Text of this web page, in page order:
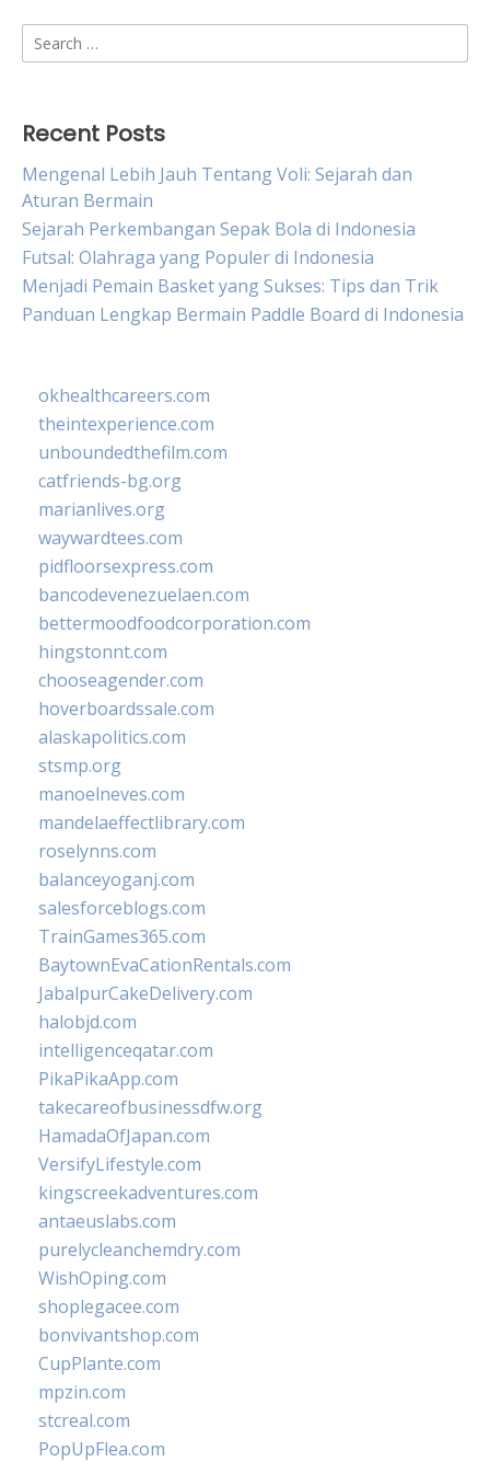
Search
for:
Recent Posts
Mengenal Lebih Jauh Tentang Voli: Sejarah dan
Aturan Bermain
Sejarah Perkembangan Sepak Bola di Indonesia
Futsal: Olahraga yang Populer di Indonesia
Menjadi Pemain Basket yang Sukses: Tips dan Trik
Panduan Lengkap Bermain Paddle Board di Indonesia
okhealthcareers.com
theintexperience.com
unboundedthefilm.com
catfriends-bg.org
marianlives.org
waywardtees.com
pidfloorsexpress.com
bancodevenezuelaen.com
bettermoodfoodcorporation.com
hingstonnt.com
chooseagender.com
hoverboardssale.com
alaskapolitics.com
stsmp.org
manoelneves.com
mandelaeffectlibrary.com
roselynns.com
balanceyoganj.com
salesforceblogs.com
TrainGames365.com
BaytownEvaCationRentals.com
JabalpurCakeDelivery.com
halobjd.com
intelligenceqatar.com
PikaPikaApp.com
takecareofbusinessdfw.org
HamadaOfJapan.com
VersifyLifestyle.com
kingscreekadventures.com
antaeuslabs.com
purelycleanchemdry.com
WishOping.com
shoplegacee.com
bonvivantshop.com
CupPlante.com
mpzin.com
stcreal.com
PopUpFlea.com